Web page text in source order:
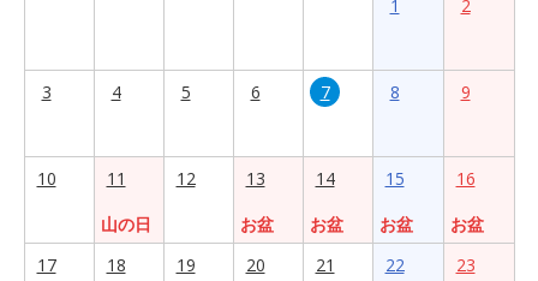
1 2
3 4 5 6 7 8 9
10
11
山の日
12
13
お盆
14
お盆
15
お盆
16
お盆
17
18 19 20 21 22 23